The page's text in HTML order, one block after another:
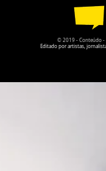
© 2019 - Conteúdo -
Editado por artistas,